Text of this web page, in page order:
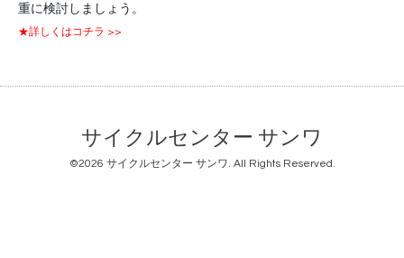
重に検討しましょう。
★詳しくはコチラ >>
サイクルセンター サンワ
©2026 サイクルセンター サンワ. All Rights Reserved.